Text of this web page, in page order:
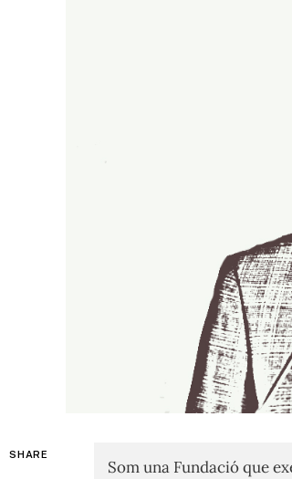
SHARE
Som una Fundació que